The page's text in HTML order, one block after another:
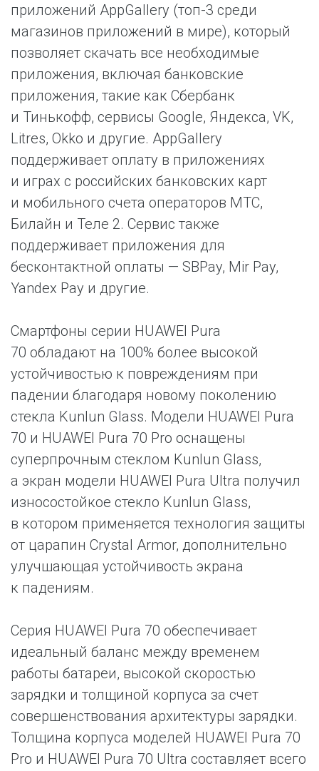
приложений AppGallery (топ-3 среди
магазинов приложений в мире), который
позволяет скачать все необходимые
приложения, включая банковские
приложения, такие как Сбербанк
и Тинькофф, сервисы Google, Яндекса, VK,
Litres, Okko и другие. AppGallery
поддерживает оплату в приложениях
и играх с российских банковских карт
и мобильного счета операторов МТС,
Билайн и Теле 2. Сервис также
поддерживает приложения для
бесконтактной оплаты — SBPay, Mir Pay,
Yandex Pay и другие.
Смартфоны серии HUAWEI Pura
70 обладают на 100% более высокой
устойчивостью к повреждениям при
падении благодаря новому поколению
стекла Kunlun Glass. Модели HUAWEI Pura
70 и HUAWEI Pura 70 Pro оснащены
суперпрочным стеклом Kunlun Glass,
а экран модели HUAWEI Pura Ultra получил
износостойкое стекло Kunlun Glass,
в котором применяется технология защиты
от царапин Crystal Armor, дополнительно
улучшающая устойчивость экрана
к падениям.
Серия HUAWEI Pura 70 обеспечивает
идеальный баланс между временем
работы батареи, высокой скоростью
зарядки и толщиной корпуса за счет
совершенствования архитектуры зарядки.
Толщина корпуса моделей HUAWEI Pura 70
Pro и HUAWEI Pura 70 Ultra составляет всего